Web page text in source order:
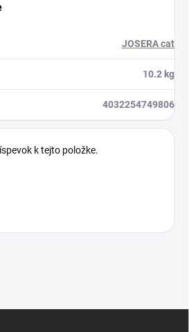
JOSERA cat
10.2 kg
4032254749806
k tejto položke.